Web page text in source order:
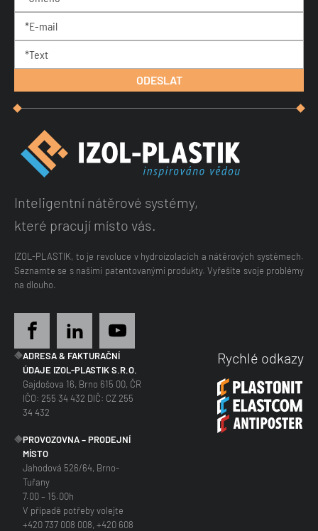
Inteligentní nátěrové systémy,
které pracují místo vás.
IZOL-PLASTIK, to je revoluce v hydroizolacích a nátěrových systémech.
Seznamte se s našimi patentovanými produkty. Vyřešíte svoje problémy
na dlouho.
ADRESA & FAKTURAČNÍ
ÚDAJE IZOL-PLASTIK S.R.O.
Gajdošova 16, Brno 615 00, ČR
IČO: 255 34 432 DIČ: CZ 255
34 432
PROVOZOVNA – PRODEJNÍ
MÍSTO
Jahodová 526/64, Brno-
Tuřany
7.00 – 15.00h
V případě potřeby volejte
+420 737 008 008, +420 608
Rychlé odkazy